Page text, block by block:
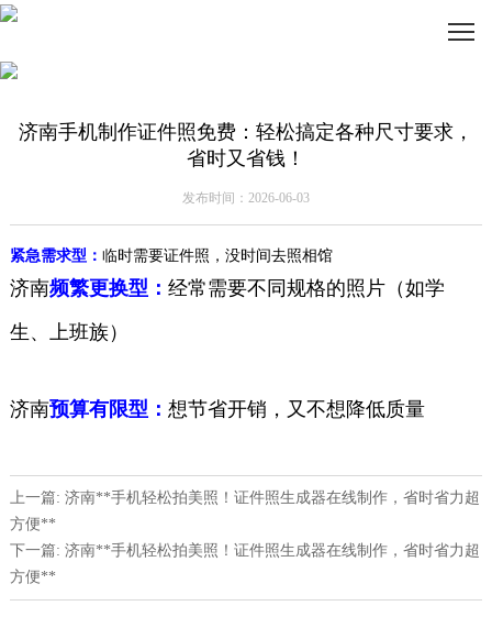
济南手机制作证件照免费：轻松搞定各种尺寸要求，
省时又省钱！
发布时间：2026-06-03
紧急需求型： 临时需要证件照，没时间去照相馆
济南频繁更换型： 经常需要不同规格的照片（如学
生、上班族）
济南预算有限型： 想节省开销，又不想降低质量
上一篇: 济南**手机轻松拍美照！证件照生成器在线制作，省时省力超
方便**
下一篇: 济南**手机轻松拍美照！证件照生成器在线制作，省时省力超
方便**